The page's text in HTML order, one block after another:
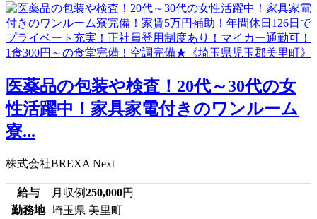
医薬品の包装や検査！20代～30代の女
性活躍中！家具家電付きのワンルーム
寮...
株式会社BREXA Next
給与 月収例250,000円
勤務地 埼玉県 美里町